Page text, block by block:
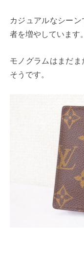
カジュアルなシー
者を増やしています。
モノグラムはまだ
そうです。